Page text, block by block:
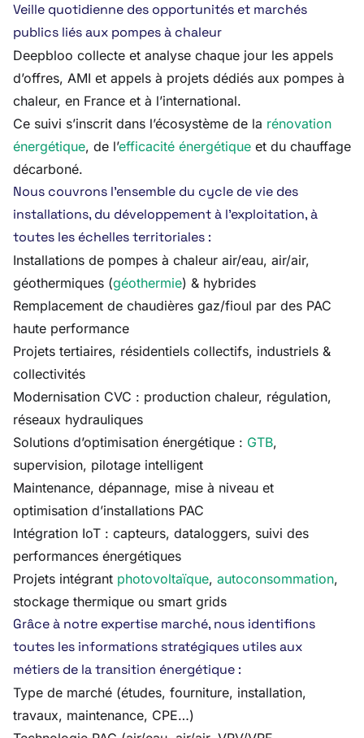
Veille quotidienne des opportunités et marchés
publics liés aux pompes à chaleur
Deepbloo collecte et analyse chaque jour les appels
d’offres, AMI et appels à projets dédiés aux pompes à
chaleur, en France et à l’international.
Ce suivi s’inscrit dans l’écosystème de la rénovation
énergétique, de l’efficacité énergétique et du chauffage
décarboné.
Nous couvrons l’ensemble du cycle de vie des
installations, du développement à l’exploitation, à
toutes les échelles territoriales :
Installations de pompes à chaleur air/eau, air/air,
géothermiques (géothermie) & hybrides
Remplacement de chaudières gaz/fioul par des PAC
haute performance
Projets tertiaires, résidentiels collectifs, industriels &
collectivités
Modernisation CVC : production chaleur, régulation,
réseaux hydrauliques
Solutions d’optimisation énergétique : GTB,
supervision, pilotage intelligent
Maintenance, dépannage, mise à niveau et
optimisation d’installations PAC
Intégration IoT : capteurs, dataloggers, suivi des
performances énergétiques
Projets intégrant photovoltaïque, autoconsommation,
stockage thermique ou smart grids
Grâce à notre expertise marché, nous identifions
toutes les informations stratégiques utiles aux
métiers de la transition énergétique :
Type de marché (études, fourniture, installation,
travaux, maintenance, CPE…)